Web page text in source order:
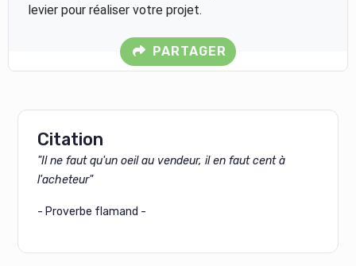
levier pour réaliser votre projet.
PARTAGER
Citation
"Il ne faut qu'un oeil au vendeur, il en faut cent à
l'acheteur"
- Proverbe flamand -